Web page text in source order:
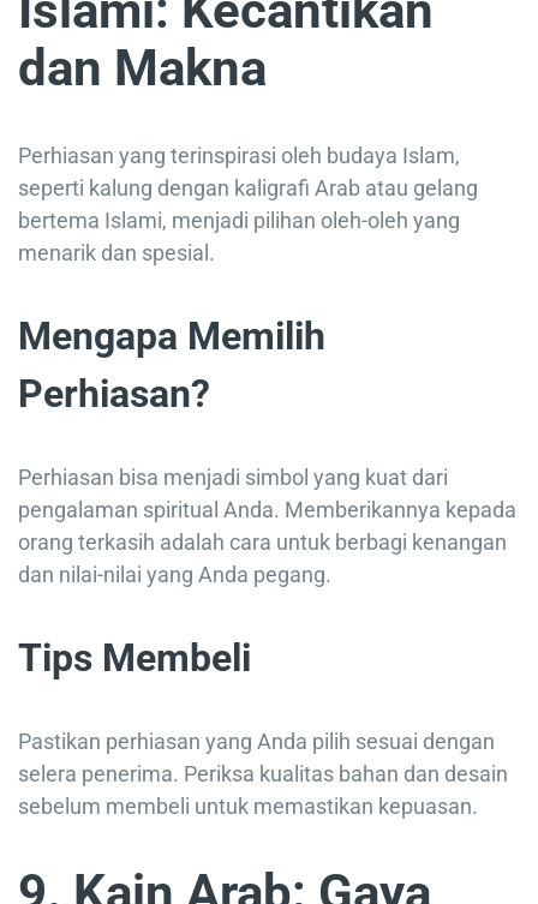
dan Makna
Perhiasan yang terinspirasi oleh budaya Islam,
seperti kalung dengan kaligrafi Arab atau gelang
bertema Islami, menjadi pilihan oleh-oleh yang
menarik dan spesial.
Mengapa Memilih
Perhiasan?
Perhiasan bisa menjadi simbol yang kuat dari
pengalaman spiritual Anda. Memberikannya kepada
orang terkasih adalah cara untuk berbagi kenangan
dan nilai-nilai yang Anda pegang.
Tips Membeli
Pastikan perhiasan yang Anda pilih sesuai dengan
selera penerima. Periksa kualitas bahan dan desain
sebelum membeli untuk memastikan kepuasan.